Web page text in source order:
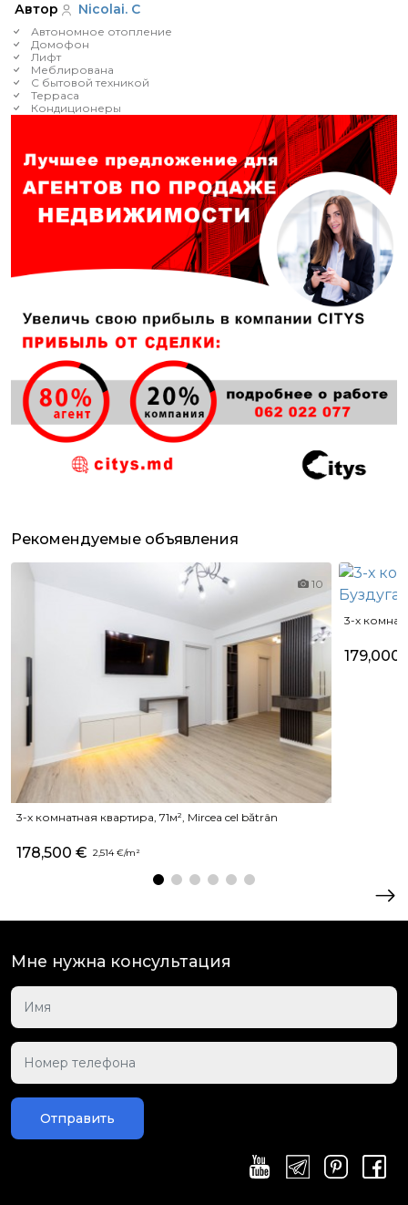
Автор
Nicolai. C
Автономное отопление
Домофон
Лифт
Меблирована
С бытовой техникой
Терраса
Кондиционеры
Рекомендуемые объявления
10
3-х комнатная квартира, 71м², Mircea cel bătrân
178,500 € 2,514 €/m²
3-х
179,000
Мне нужна консультация
Отправить